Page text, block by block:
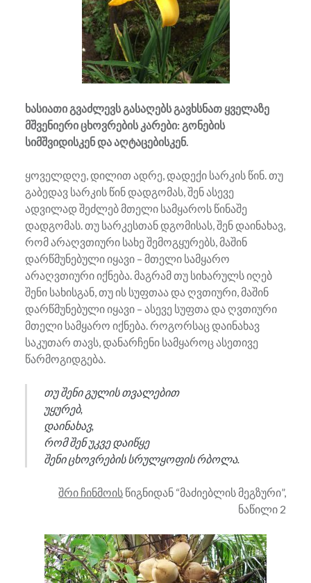
ხასიათი გვაძლევს გასაღებს გავხსნათ ყველაზე
მშვენიერი ცხოვრების კარები: გონების
სიმშვიდისკენ და აღტაცებისკენ.
ყოველდღე, დილით ადრე, დადექი სარკის წინ. თუ
გაბედავ სარკის წინ დადგომას, შენ ასევე
ადვილად შეძლებ მთელი სამყაროს წინაშე
დადგომას. თუ სარკესთან დგომისას, შენ დაინახავ,
რომ არაღვთიური სახე შემოგყურებს, მაშინ
დარწმუნებული იყავი – მთელი სამყარო
არაღვთიური იქნება. მაგრამ თუ სიხარულს იღებ
შენი სახისგან, თუ ის სუფთაა და ღვთიური, მაშინ
დარწმუნებული იყავი – ასევე სუფთა და ღვთიური
მთელი სამყარო იქნება. როგორსაც დაინახავ
საკუთარ თავს, დანარჩენი სამყაროც ასეთივე
წარმოგიდგება.
თუ შენი გულის თვალებით
უყურებ,
დაინახავ,
რომ შენ უკვე დაიწყე
შენი ცხოვრების სრულყოფის რბოლა.
შრი ჩინმოის წიგნიდან “მაძიებლის მეგზური”,
ნაწილი 2